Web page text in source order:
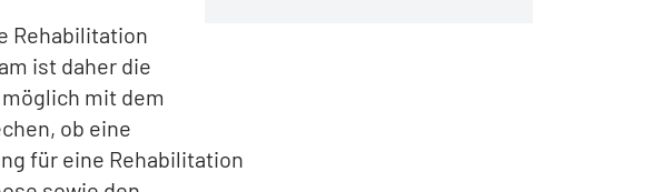
Rehabilitation
ist daher die
mit dem
ob eine
für eine Rehabilitation